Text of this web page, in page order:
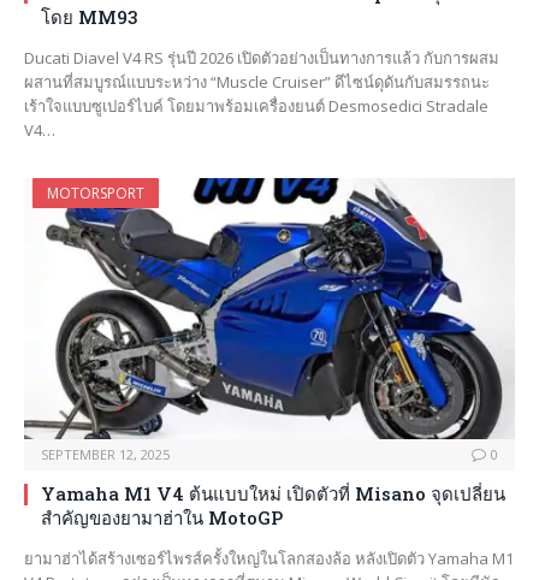
โดย MM93
Ducati Diavel V4 RS รุ่นปี 2026 เปิดตัวอย่างเป็นทางการแล้ว กับการผสม
ผสานที่สมบูรณ์แบบระหว่าง “Muscle Cruiser” ดีไซน์ดุดันกับสมรรถนะ
เร้าใจแบบซูเปอร์ไบค์ โดยมาพร้อมเครื่องยนต์ Desmosedici Stradale
V4…
MOTORSPORT
SEPTEMBER 12, 2025 0
Yamaha M1 V4 ต้นแบบใหม่ เปิดตัวที่ Misano จุดเปลี่ยน
สำคัญของยามาฮ่าใน MotoGP
ยามาฮ่าได้สร้างเซอร์ไพรส์ครั้งใหญ่ในโลกสองล้อ หลังเปิดตัว Yamaha M1